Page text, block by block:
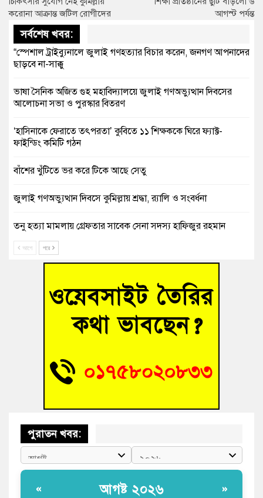
করোনা আক্রান্ত জটিল রোগীদের
আগস্ট পর্যন্ত
সর্বশেষ খবর:
“স্পেশাল ট্রাইব্যুনালে জুলাই গণহত্যার বিচার করেন, জনগণ আপনাদের
ছাড়বে না-সাক্কু
ভাষা সৈনিক অজিত গুহ মহাবিদ্যালয়ে জুলাই গণঅভ্যুত্থান দিবসের
আলোচনা সভা ও পুরস্কার বিতরণ
‘হাসিনাকে ফেরাতে তৎপরতা’ কুবিতে ১১ শিক্ষককে ঘিরে ফ্যাক্ট-
ফাইন্ডিং কমিটি গঠন
বাঁশের খুঁটিতে ভর করে টিকে আছে সেতু
জুলাই গণঅভ্যুত্থান দিবসে কুমিল্লায় শ্রদ্ধা, র‍্যালি ও সংবর্ধনা
তনু হত্যা মামলায় গ্রেফতার সাবেক সেনা সদস্য হাফিজুর রহমান
আহত শিক্ষার্থীদের দেখতে গিয়ে মেডিকেলের ক্যান্টিনে অবরুদ্ধ জবি
হোমনায় বিধবা নারীর জমি দখল ও জীবননাশের হুমকির অভিযোগ
বুড়িচংয়ে অতিথি পাখির আবাসস্থল সংরক্ষণে প্রশাসনের উদ্যোগ; ৯
বুড়িচংয়ে জুলাই গণঅভ্যুত্থান দিবস উদযাপন উপলক্ষে প্রস্তুতিমূলক
আগে পরে
পুরাতন খবর:
« আগষ্ট ২০২৬ »